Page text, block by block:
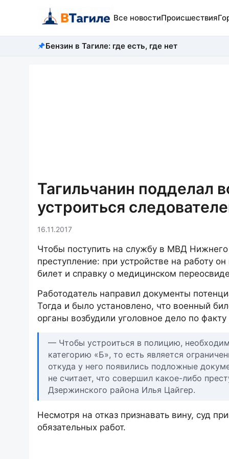
Все новостиПроисшествия
Бензин в Тагиле: где есть, где нет
Тагильчанин подделал
устроиться
16.11.2017
Чтобы поступить на службу в МВД
преступление: при устройстве на работу
билет и справку о медицинском
Работодатель направил документы
Тогда и было установлено, что военный
органы возбудили уголовное дело по
— Чтобы устроиться в полицию,
категорию «Б», то есть является
откуда у него появились подложные
не считает, что совершил какое-либо
Дзержинского района Илья Цайгер.
Несмотря на отказ признавать вину, суд
обязательных работ.